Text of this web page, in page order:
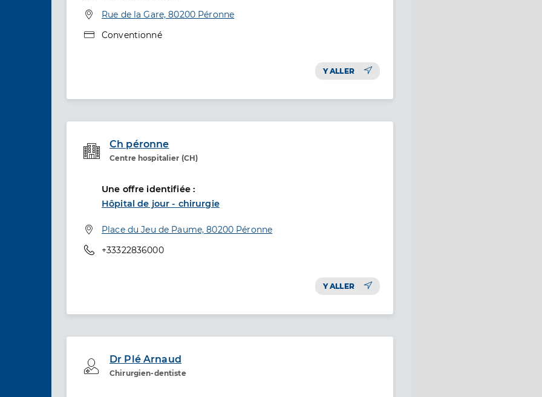
Adresse
Rue de la Gare, 80200 Péronne
Type de convention
Conventionné
Y ALLER
Ch péronne
Centre hospitalier (CH)
Etablissement de soins
Une offre identifiée :
Hôpital de jour - chirurgie
Adresse
Place du Jeu de Paume, 80200 Péronne
Téléphone
+33322836000
Y ALLER
Dr Plé Arnaud
Chirurgien-dentiste
Professionel de santé